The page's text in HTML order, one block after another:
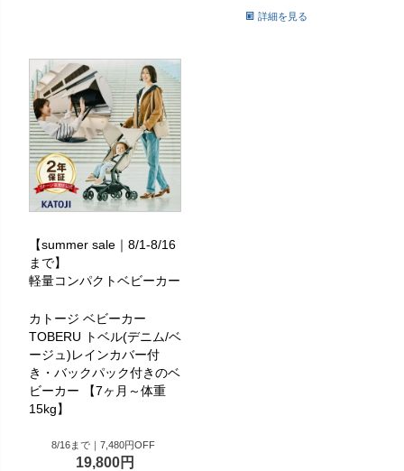
詳細を見る
【summer sale｜8/1-8/16
まで】
軽量コンパクトベビーカー
カトージ ベビーカー
TOBERU トベル(デニム/ベ
ージュ)レインカバー付
き・バックパック付きのベ
ビーカー 【7ヶ月～体重
15kg】
8/16まで｜7,480円OFF
19,800